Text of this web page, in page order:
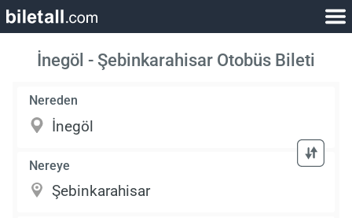
İnegöl - Şebinkarahisar Otobüs Bileti
Nereden
Nereye